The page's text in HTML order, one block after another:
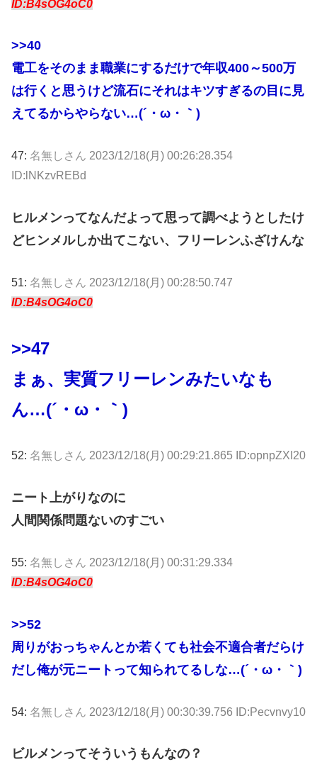
ID:B4sOG4oC0
>>40
電工をそのまま職業にするだけで年収400～500万
は行くと思うけど流石にそれはキツすぎるの目に見
えてるからやらない…(´・ω・｀)
47: 名無しさん 2023/12/18(月) 00:26:28.354
ID:lNKzvREBd
ヒルメンってなんだよって思って調べようとしたけ
どヒンメルしか出てこない、フリーレンふざけんな
51: 名無しさん 2023/12/18(月) 00:28:50.747
ID:B4sOG4oC0
>>47
まぁ、実質フリーレンみたいなも
ん…(´・ω・｀)
52: 名無しさん 2023/12/18(月) 00:29:21.865 ID:opnpZXI20
ニート上がりなのに
人間関係問題ないのすごい
55: 名無しさん 2023/12/18(月) 00:31:29.334
ID:B4sOG4oC0
>>52
周りがおっちゃんとか若くても社会不適合者だらけ
だし俺が元ニートって知られてるしな…(´・ω・｀)
54: 名無しさん 2023/12/18(月) 00:30:39.756 ID:Pecvnvy10
ビルメンってそういうもんなの？